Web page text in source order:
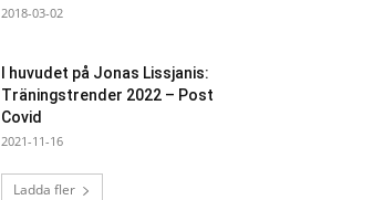
2018-03-02
I huvudet på Jonas Lissjanis:
Träningstrender 2022 – Post
Covid
2021-11-16
Ladda fler